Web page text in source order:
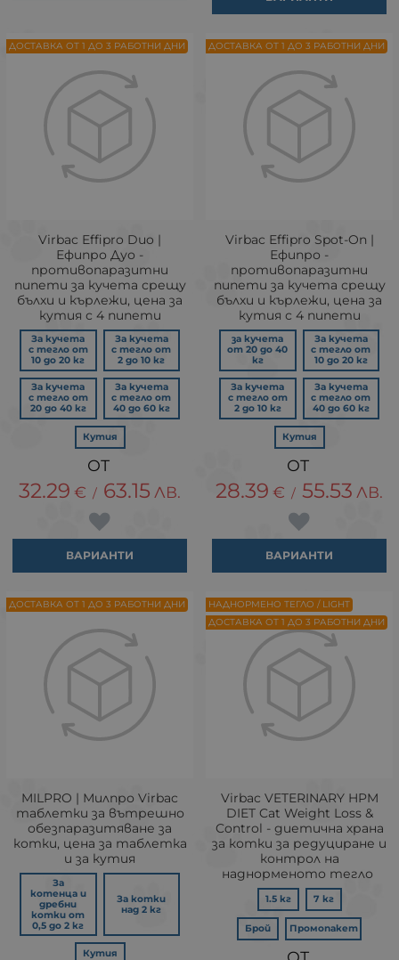
Virbac Effipro Duo |
Ефипро Дуо -
противопаразитни
пипети за кучета срещу
бълхи и кърлежи, цена за
кутия с 4 пипети
За кучета
с тегло от
10 до 20 кг
За кучета
с тегло от
2 до 10 кг
За кучета
с тегло от
20 до 40 кг
За кучета
с тегло от
40 до 60 кг
Кутия
32.29 € / 63.15 ЛВ.
ВАРИАНТИ
ДОСТАВКА ОТ 1 ДО 3 РАБОТНИ ДНИ
Virbac Effipro Spot-On |
Ефипро -
противопаразитни
пипети за кучета срещу
бълхи и кърлежи, цена за
кутия с 4 пипети
за кучета
от 20 до 40
кг
За кучета
с тегло от
10 до 20 кг
За кучета
с тегло от
2 до 10 кг
За кучета
с тегло от
40 до 60 кг
Кутия
28.39 € / 55.53 ЛВ.
ВАРИАНТИ
ДОСТАВКА ОТ 1 ДО 3 РАБОТНИ ДНИ
MILPRO | Милпро Virbac
таблетки за вътрешно
обезпаразитяване за
котки, цена за таблетка
и за кутия
За
котенца и
дребни
котки от
0,5 до 2 кг
За котки
над 2 кг
Кутия
ДОСТАВКА ОТ 1 ДО 3 РАБОТНИ ДНИ
Virbac VETERINARY HPM
DIET Cat Weight Loss &
Control - диетична храна
за котки за редуциране и
контрол на
наднорменото тегло
1.5 кг 7 кг
Брой Промопакет
НАДНОРМЕНО ТЕГЛО / LIGHT
ДОСТАВКА ОТ 1 ДО 3 РАБОТНИ ДНИ